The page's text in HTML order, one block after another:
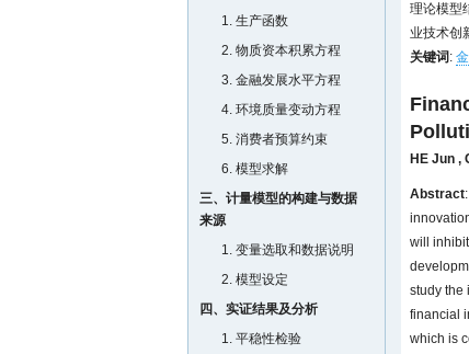
1. 生产函数
2. 物质资本积累方程
3. 金融发展水平方程
4. 环境质量变动方程
5. 消费者预算约束
6. 模型求解
三、计量模型的构建与数据
来源
1. 变量选取和数据说明
2. 模型设定
四、实证结果及分析
1. 平稳性检验
理论模型
业技术创
关键词 :
HE Jun ,
Abstract
will
study the
financial
which is